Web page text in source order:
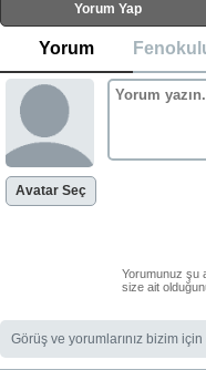
Yorum Yap
Yorum
Avatar Seç
Yorumunuz şu
size ait
Görüş ve yorumlarınız bizim